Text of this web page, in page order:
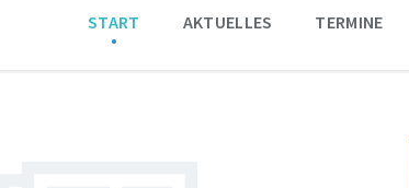
START AKTUELLES TERMINE